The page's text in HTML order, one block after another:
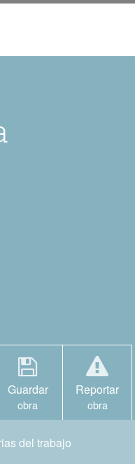
Guardar
obra
Reportar
obra
del trabajo